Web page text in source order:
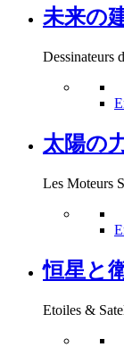
未来の
Dessinateurs
太陽の
Les Moteurs
恒星と
Etoiles &